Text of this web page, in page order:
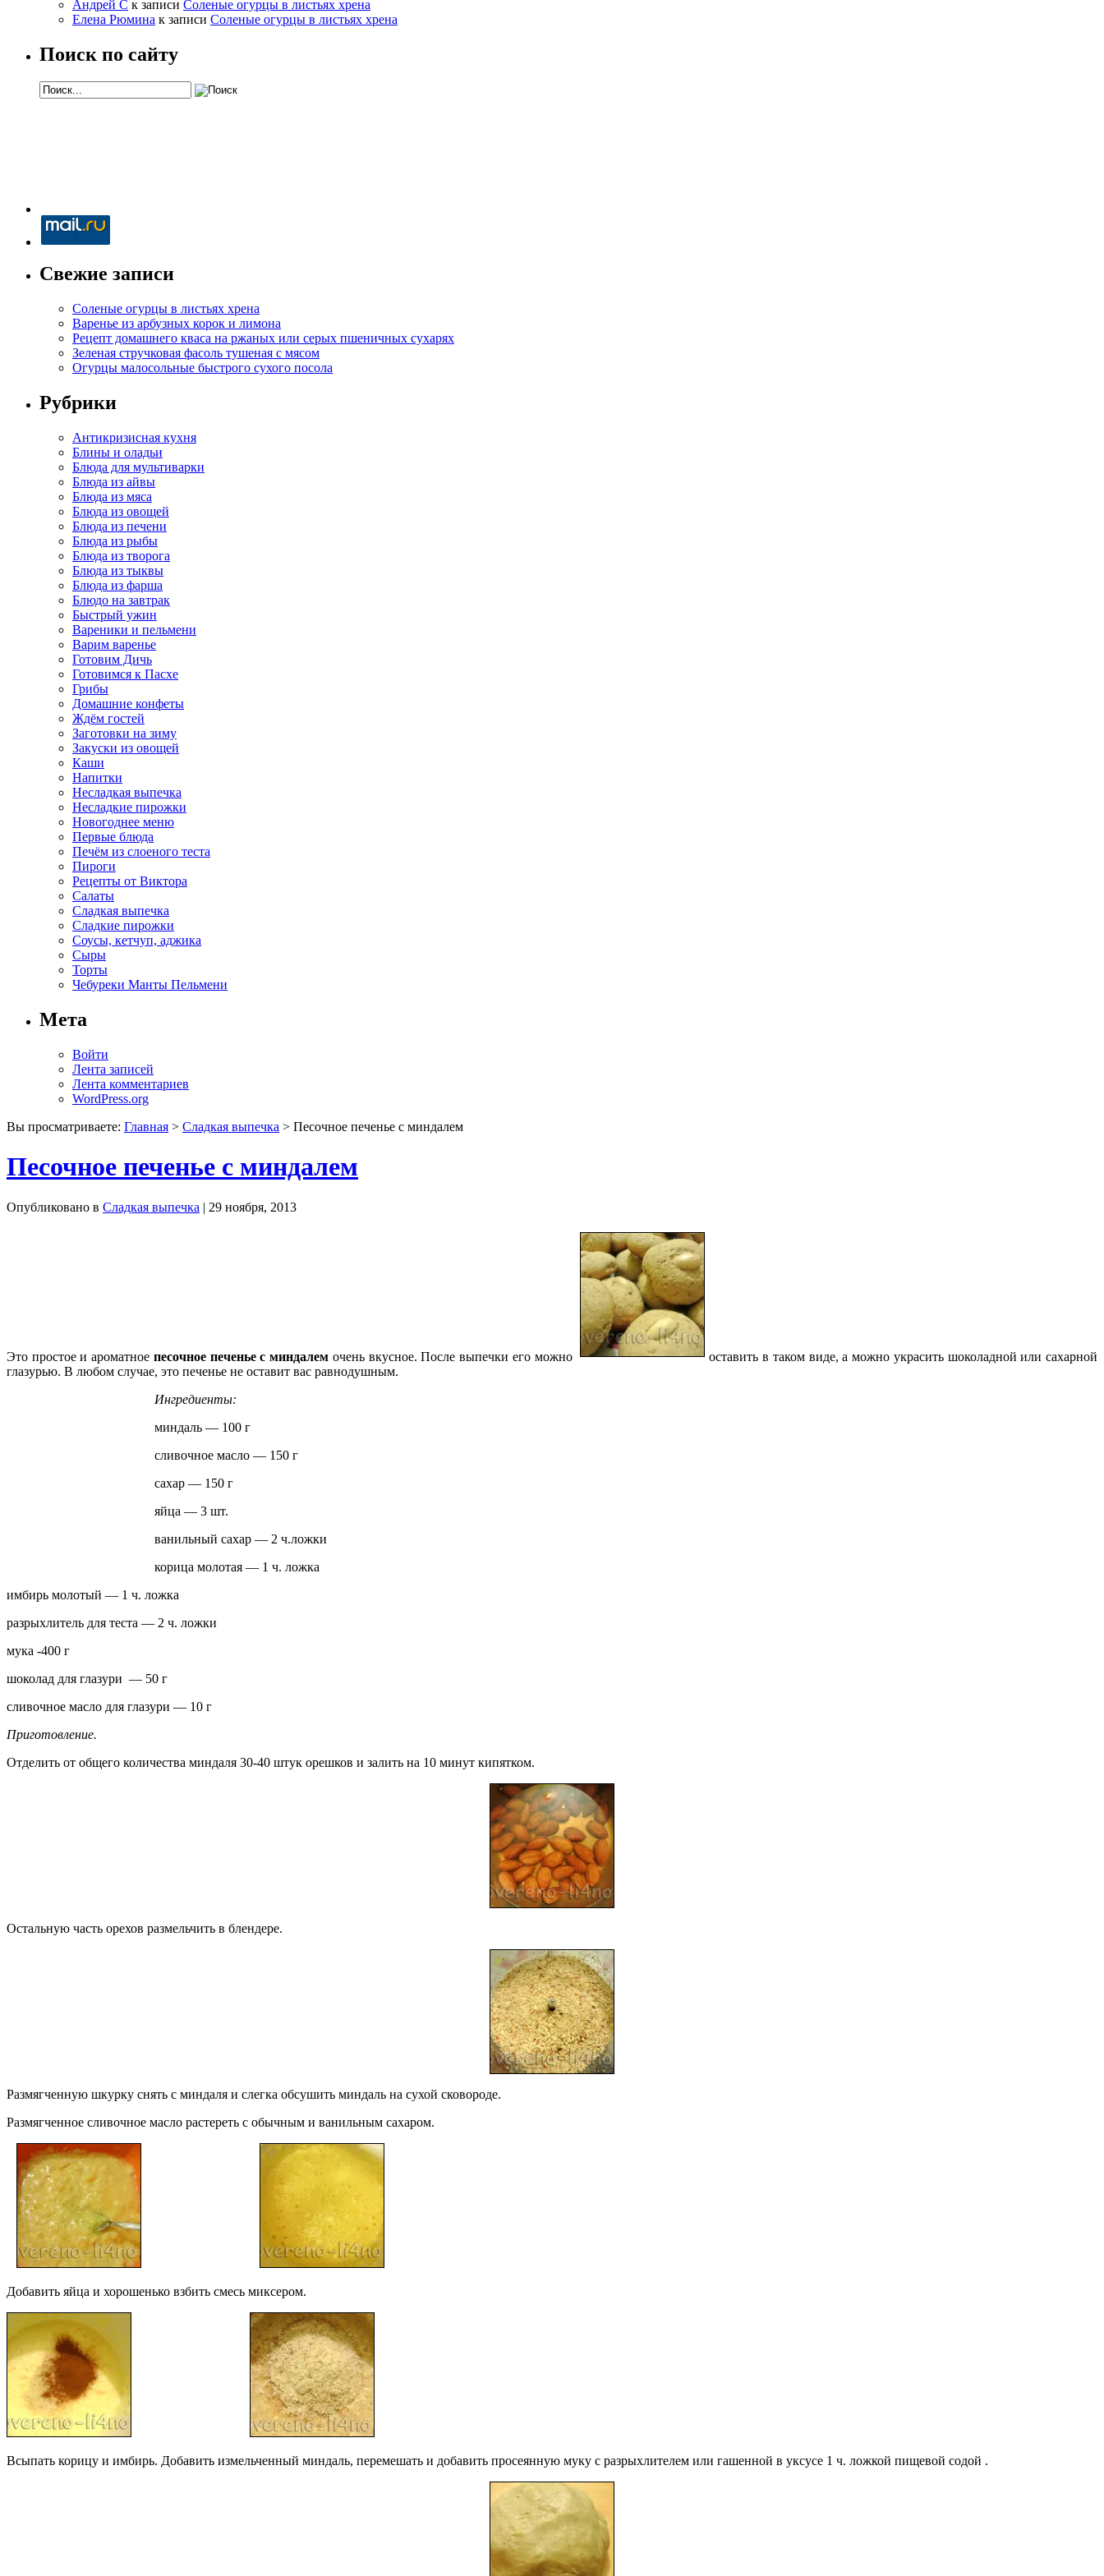
Андрей С к записи Соленые огурцы в листьях хрена
Елена Рюмина к записи Соленые огурцы в листьях хрена
Поиск по сайту
Свежие записи
Соленые огурцы в листьях хрена
Варенье из арбузных корок и лимона
Рецепт домашнего кваса на ржаных или серых пшеничных сухарях
Зеленая стручковая фасоль тушеная с мясом
Огурцы малосольные быстрого сухого посола
Рубрики
Антикризисная кухня
Блины и оладьи
Блюда для мультиварки
Блюда из айвы
Блюда из мяса
Блюда из овощей
Блюда из печени
Блюда из рыбы
Блюда из творога
Блюда из тыквы
Блюда из фарша
Блюдо на завтрак
Быстрый ужин
Вареники и пельмени
Варим варенье
Готовим Дичь
Готовимся к Пасхе
Грибы
Домашние конфеты
Ждём гостей
Заготовки на зиму
Закуски из овощей
Каши
Напитки
Несладкая выпечка
Несладкие пирожки
Новогоднее меню
Первые блюда
Печём из слоеного теста
Пироги
Рецепты от Виктора
Салаты
Сладкая выпечка
Сладкие пирожки
Соусы, кетчуп, аджика
Сыры
Торты
Чебуреки Манты Пельмени
Мета
Войти
Лента записей
Лента комментариев
WordPress.org
Вы просматриваете: Главная > Сладкая выпечка > Песочное печенье с миндалем
Песочное печенье с миндалем
Опубликовано в Сладкая выпечка | 29 ноября, 2013
Это простое и ароматное песочное печенье с миндалем очень вкусное. После выпечки его можно
оставить в таком виде, а можно украсить шоколадной или сахарной
глазурью. В любом случае, это печенье не оставит вас равнодушным.
Ингредиенты:
миндаль — 100 г
сливочное масло — 150 г
сахар — 150 г
яйца — 3 шт.
ванильный сахар — 2 ч.ложки
корица молотая — 1 ч. ложка
имбирь молотый — 1 ч. ложка
разрыхлитель для теста — 2 ч. ложки
мука -400 г
шоколад для глазури — 50 г
сливочное масло для глазури — 10 г
Приготовление.
Отделить от общего количества миндаля 30-40 штук орешков и залить на 10 минут кипятком.
Остальную часть орехов размельчить в блендере.
Размягченную шкурку снять с миндаля и слегка обсушить миндаль на сухой сковороде.
Размягченное сливочное масло растереть с обычным и ванильным сахаром.
Добавить яйца и хорошенько взбить смесь миксером.
Всыпать корицу и имбирь. Добавить измельченный миндаль, перемешать и добавить просеянную муку с разрыхлителем или гашенной в уксусе 1 ч. ложкой пищевой содой .